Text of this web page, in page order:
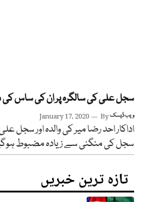
سجل علی کی سالگرہ پر ان کی ساس کی
January 17, 2020 Byویب ڈیسک
اداکار احد رضا میر کی والدہ اور سجل
سجل کی منگنی سے زیادہ مضبوط
تازہ ترین خبریں